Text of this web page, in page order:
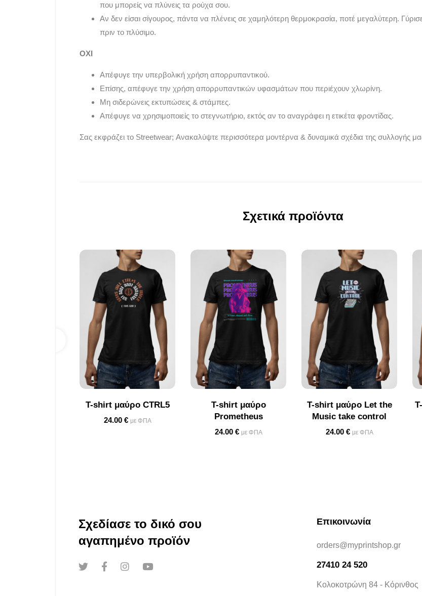
που μπορείς να πλύνεις τα ρούχα σου.
Αν δεν είσαι σίγουρος, πάντα να πλένεις σε χαμηλότερη θερμοκρασία, ποτέ μεγαλύτερη.
πριν το πλύσιμο.
ΟΧΙ
Απέφυγε την υπερβολική χρήση απορρυπαντικού.
Επίσης, απέφυγε την χρήση απορρυπαντικών υφασμάτων που περιέχουν χλωρίνη.
Μη σιδερώνεις εκτυπώσεις & στάμπες.
Απέφυγε να χρησιμοποιείς το στεγνωτήριο, εκτός αν το αναγράφει η ετικέτα φροντίδας.
Σας εκφράζει το Streetwear; Ανακαλύψτε περισσότερα μοντέρνα & δυναμικά σχέδια της συλλογής
Σχετικά προϊόντα
T-shirt μαύρο CTRL5
24.00 € με ΦΠΑ
T-shirt μαύρο
Prometheus
24.00 € με ΦΠΑ
T-shirt μαύρο Let the
Music take control
24.00 € με ΦΠΑ
Σχεδίασε το δικό σου
αγαπημένο προϊόν
Επικοινωνία
orders@myprintshop.gr
27410 24 520
Κολοκοτρώνη 84 - Κόρινθος